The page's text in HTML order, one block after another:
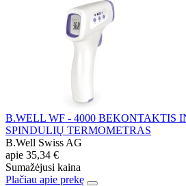
B.WELL WF - 4000 BEKONTAKTIS
SPINDULIŲ TERMOMETRAS
B.Well Swiss AG
apie 35,34 €
Sumažėjusi kaina
Plačiau apie prekę